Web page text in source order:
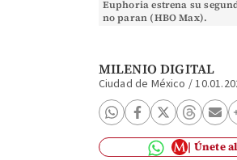
Euphoria estrena su
no paran (HBO Max).
MILENIO DIGITAL
Ciudad de México /
Únete